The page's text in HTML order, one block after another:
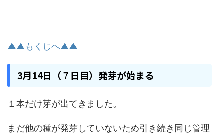
▲▲もくじへ▲▲
3月14日（７日目）発芽が始まる
１本だけ芽が出てきました。
まだ他の種が発芽していないため引き続き同じ管理